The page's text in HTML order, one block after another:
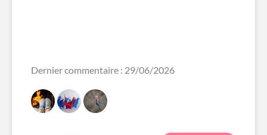
Dernier commentaire : 29/06/2026